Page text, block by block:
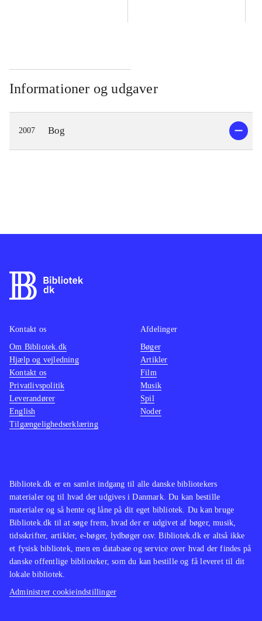
Informationer og udgaver
2007 Bog
Bibliotek.dk er en samlet indgang til alle danske bibliotekers
materialer og til hvad der udgives i Danmark. Du kan bestille
materialer og så hente og låne på dit eget bibliotek. Du kan bruge
Bibliotek.dk til at søge frem, hvad der er udgivet af bøger, musik,
tidsskrifter, artikler, e-bøger, lydbøger osv. Bibliotek.dk er altså ikke
et fysisk bibliotek, men en database og service over hvad der findes på
danske offentlige biblioteker, som du kan bestille og få leveret til dit
lokale bibliotek.
Administrer cookieindstillinger
Kontakt os
Om Bibliotek.dk
Hjælp og vejledning
Kontakt os
Privatlivspolitik
Leverandører
English
Tilgængelighedserklæring
Afdelinger
Bøger
Artikler
Film
Musik
Spil
Noder